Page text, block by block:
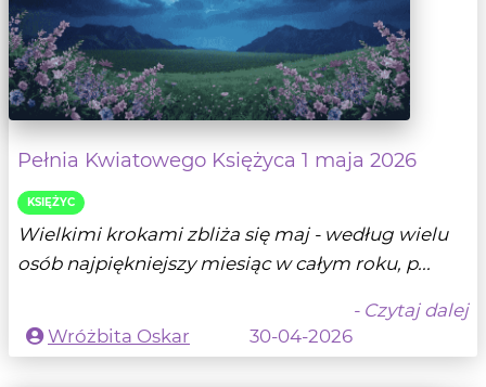
Pełnia Kwiatowego Księżyca 1 maja 2026
KSIĘŻYC
Wielkimi krokami zbliża się maj - według wielu
osób najpiękniejszy miesiąc w całym roku, p...
- Czytaj dalej
Wróżbita Oskar
30-04-2026